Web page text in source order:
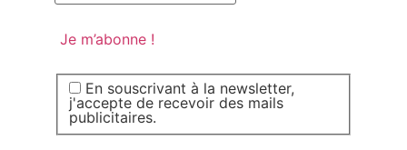
En souscrivant à la newsletter,
j'accepte de recevoir des mails
publicitaires.